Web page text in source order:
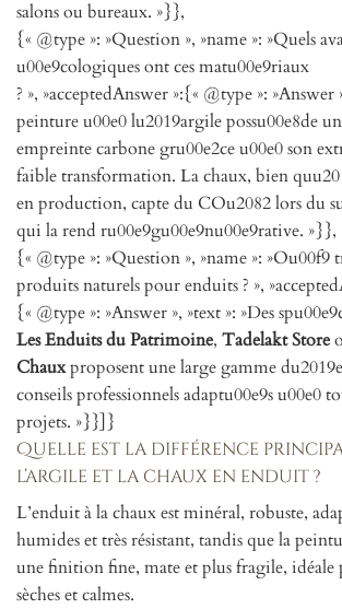
salons ou bureaux. »}},
{« @type »: »Question », »name »: »Quels
u00e9cologiques ont ces matu00e9riaux
? », »acceptedAnswer »:{« @type »: »Answer
peinture u00e0 lu2019argile possu00e8de
empreinte carbone gru00e2ce u00e0 son
faible transformation. La chaux, bien
en production, capte du COu2082 lors du
qui la rend ru00e9gu00e9nu00e9rative. »}},
{« @type »: »Question », »name »: »Ou00f9
produits naturels pour enduits ? »,
{« @type »: »Answer », »text »: »Des
Les Enduits du Patrimoine, Tadelakt Store
Chauxproposent une large gamme
conseils professionnels adaptu00e9s u00e0
projets. »}}]}
Quelle est la différence
l’argile et la chaux en enduit ?
L’enduit à la chaux est minéral, robuste,
humides et très résistant, tandis que la
une finition fine, mate et plus fragile, idéale
sèches et calmes.